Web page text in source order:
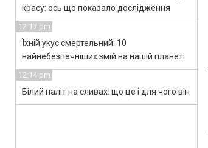
красу: ось що показало дослідження
12:17 pm
Їхній укус смертельний: 10
найнебезпечніших змій на нашій планеті
12:14 pm
Білий наліт на сливах: що це і для чого він